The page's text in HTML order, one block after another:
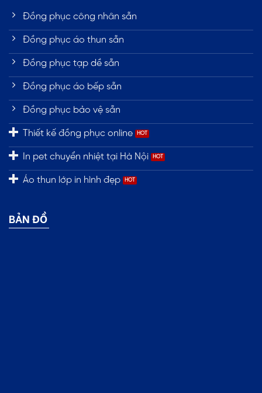
Đồng phục công nhân sẵn
Đồng phục áo thun sẵn
Đồng phục tạp dề sẵn
Đồng phục áo bếp sẵn
Đồng phục bảo vệ sẵn
Thiết kế đồng phục online
In pet chuyển nhiệt tại Hà Nội
Áo thun lớp in hình đẹp
BẢN ĐỒ